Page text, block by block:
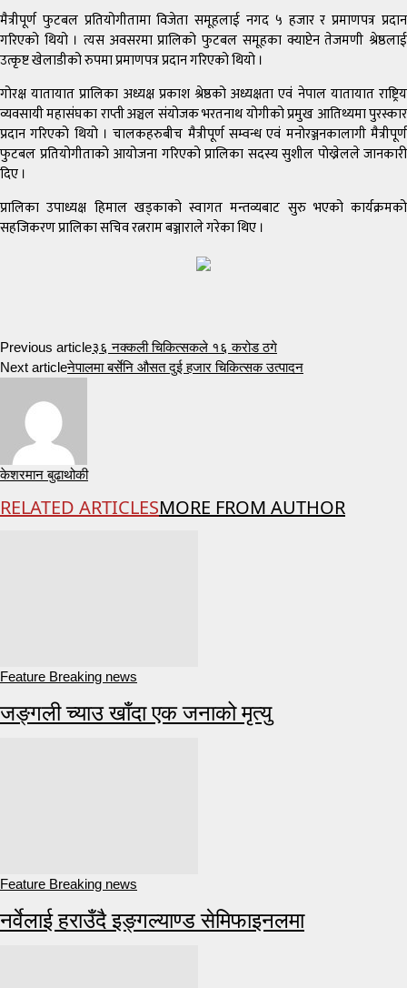
मैत्रीपूर्ण फुटबल प्रतियोगीतामा विजेता समूहलाई नगद ५ हजार र प्रमाणपत्र प्रदान
गरिएको थियो । त्यस अवसरमा प्रालिको फुटबल समूहका क्याप्टेन तेजमणी श्रेष्ठलाई
उत्कृष्ट खेलाडीको रुपमा प्रमाणपत्र प्रदान गरिएको थियो ।
गोरक्ष यातायात प्रालिका अध्यक्ष प्रकाश श्रेष्ठको अध्यक्षता एवं नेपाल यातायात राष्ट्रिय
व्यवसायी महासंघका राप्ती अञ्चल संयोजक भरतनाथ योगीको प्रमुख आतिथ्यमा पुरस्कार
प्रदान गरिएको थियो । चालकहरुबीच मैत्रीपूर्ण सम्वन्ध एवं मनोरञ्जनकालागी मैत्रीपूर्ण
फुटबल प्रतियोगीताको आयोजना गरिएको प्रालिका सदस्य सुशील पोख्रेलले जानकारी
दिए ।
प्रालिका उपाध्यक्ष हिमाल खड्काको स्वागत मन्तव्यबाट सुरु भएको कार्यक्रमको
सहजिकरण प्रालिका सचिव रत्नराम बञ्जाराले गरेका थिए ।
Previous article३६ नक्कली चिकित्सकले १६ करोड ठगे
Next articleनेपालमा बर्सेनि औसत दुई हजार चिकित्सक उत्पादन
केशरमान बुढाथोकी
RELATED ARTICLESMORE FROM AUTHOR
Feature Breaking news
जङ्गली च्याउ खाँदा एक जनाको मृत्यु
Feature Breaking news
नर्वेलाई हराउँदै इङ्गल्याण्ड सेमिफाइनलमा